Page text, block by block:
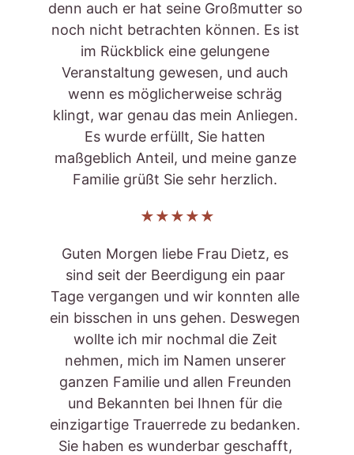
denn auch er hat seine Großmutter so
noch nicht betrachten können. Es ist
im Rückblick eine gelungene
Veranstaltung gewesen, und auch
wenn es möglicherweise schräg
klingt, war genau das mein Anliegen.
Es wurde erfüllt, Sie hatten
maßgeblich Anteil, und meine ganze
Familie grüßt Sie sehr herzlich.
Guten Morgen liebe Frau Dietz, es
sind seit der Beerdigung ein paar
Tage vergangen und wir konnten alle
ein bisschen in uns gehen. Deswegen
wollte ich mir nochmal die Zeit
nehmen, mich im Namen unserer
ganzen Familie und allen Freunden
und Bekannten bei Ihnen für die
einzigartige Trauerrede zu bedanken.
Sie haben es wunderbar geschafft,
★★★★★